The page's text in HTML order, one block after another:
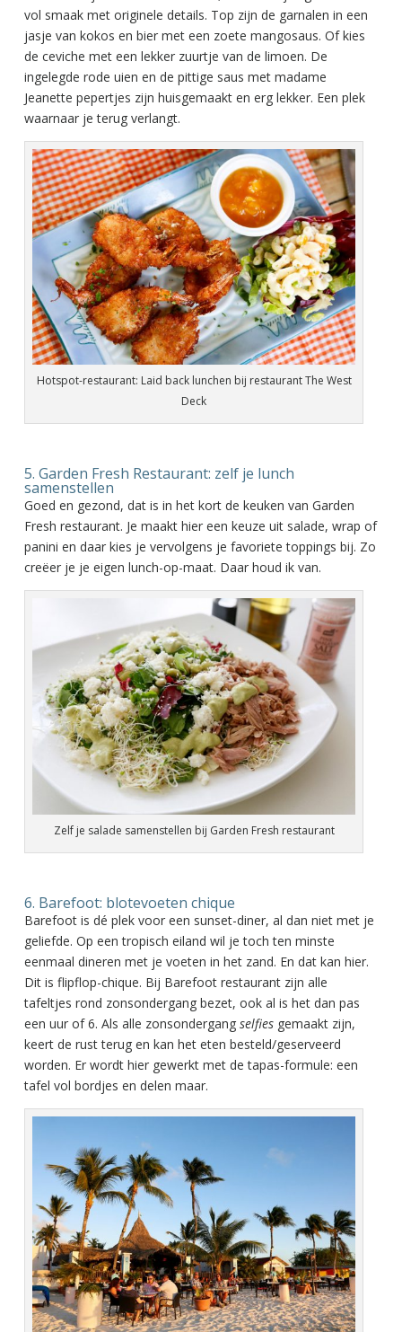
vol smaak met originele details. Top zijn de garnalen in een
jasje van kokos en bier met een zoete mangosaus. Of kies
de ceviche met een lekker zuurtje van de limoen. De
ingelegde rode uien en de pittige saus met madame
Jeanette pepertjes zijn huisgemaakt en erg lekker. Een plek
waarnaar je terug verlangt.
Hotspot-restaurant: Laid back lunchen bij restaurant The West
Deck
5. Garden Fresh Restaurant: zelf je lunch
samenstellen
Goed en gezond, dat is in het kort de keuken van Garden
Fresh restaurant. Je maakt hier een keuze uit salade, wrap of
panini en daar kies je vervolgens je favoriete toppings bij. Zo
creëer je je eigen lunch-op-maat. Daar houd ik van.
Zelf je salade samenstellen bij Garden Fresh restaurant
6. Barefoot: blotevoeten chique
Barefoot is dé plek voor een sunset-diner, al dan niet met je
geliefde. Op een tropisch eiland wil je toch ten minste
eenmaal dineren met je voeten in het zand. En dat kan hier.
Dit is flipflop-chique. Bij Barefoot restaurant zijn alle
tafeltjes rond zonsondergang bezet, ook al is het dan pas
een uur of 6. Als alle zonsondergang selfiesgemaakt zijn,
keert de rust terug en kan het eten besteld/geserveerd
worden. Er wordt hier gewerkt met de tapas-formule: een
tafel vol bordjes en delen maar.